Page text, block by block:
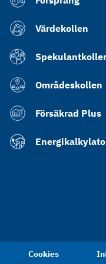
Värdekollen
Områdeskollen
Försäkrad Plus
Cookies